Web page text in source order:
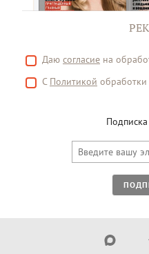
Даю согласие на
С Политикой обработки